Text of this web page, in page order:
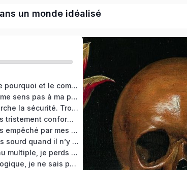
un monde idéalisé
RAISON GARDER : le pourquoi et le comment de cette formation
ATELIER 00 : Je ne me sens pas à ma place. Concevoir le trouble
ATELIER 01 : Je cherche la sécurité. Trouver le juste sanctuaire
ATELIER 02 : Je suis tristement conforme à ma vision du monde. Identifier le MOI dogmatique et technique
ATELIER 03 : Je suis empêché par mes légendes personnelles. Inviter le MOI héroïque et narratif à sa table
ATELIER 04 : Je suis sourd quand il n’y a pas de mots. Ressentir le message du MOI atavique et sauvage
ATELIER 05 : Face au multiple, je perds la tête. D’abord éviter le choix libidinal
ATELIER 06 : Sans logique, je ne sais pas raison garder ? Vérifier s’il y a âme qui vive